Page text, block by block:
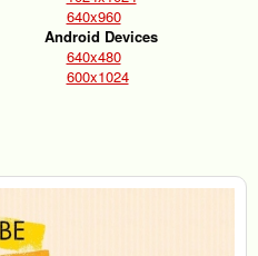
640x960
Android Devices
640x480
600x1024